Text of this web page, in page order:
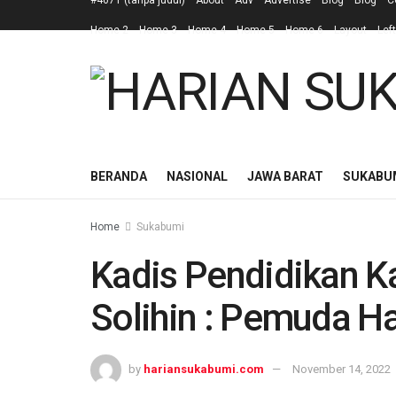
Home 2 Home 3 Home 4 Home 5 Home 6 Layout
BERANDA NASIONAL JAWA BARAT
Home Sukabumi
Kadis Pendidikan
Solihin : Pemuda
by hariansukabumi.com November 14, 2022